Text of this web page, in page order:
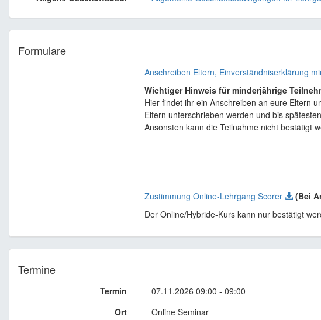
Formulare
Anschreiben Eltern, Einverständniserklärung
Wichtiger Hinweis für minderjährige
Hier findet ihr ein Anschreiben an eure Eltern
Eltern unterschrieben werden und bis
Ansonsten kann die Teilnahme nicht bestätigt
Zustimmung Online-Lehrgang Scorer
(Bei
Der Online/Hybride-Kurs kann nur bestätigt
Termine
Termin
07.11.2026 09:00 - 09:00
Ort
Online Seminar